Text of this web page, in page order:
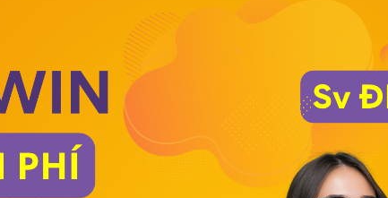
ĐIỆN THOẠI IPHONE
ĐIỆN THOẠI OPPO
ĐIỆN THOẠI SONY
LOA BOSE
LOA VI TÍNH
LOA KÉO
LOA NGHE NHẠC
MÁY TÍNH LAPTOP